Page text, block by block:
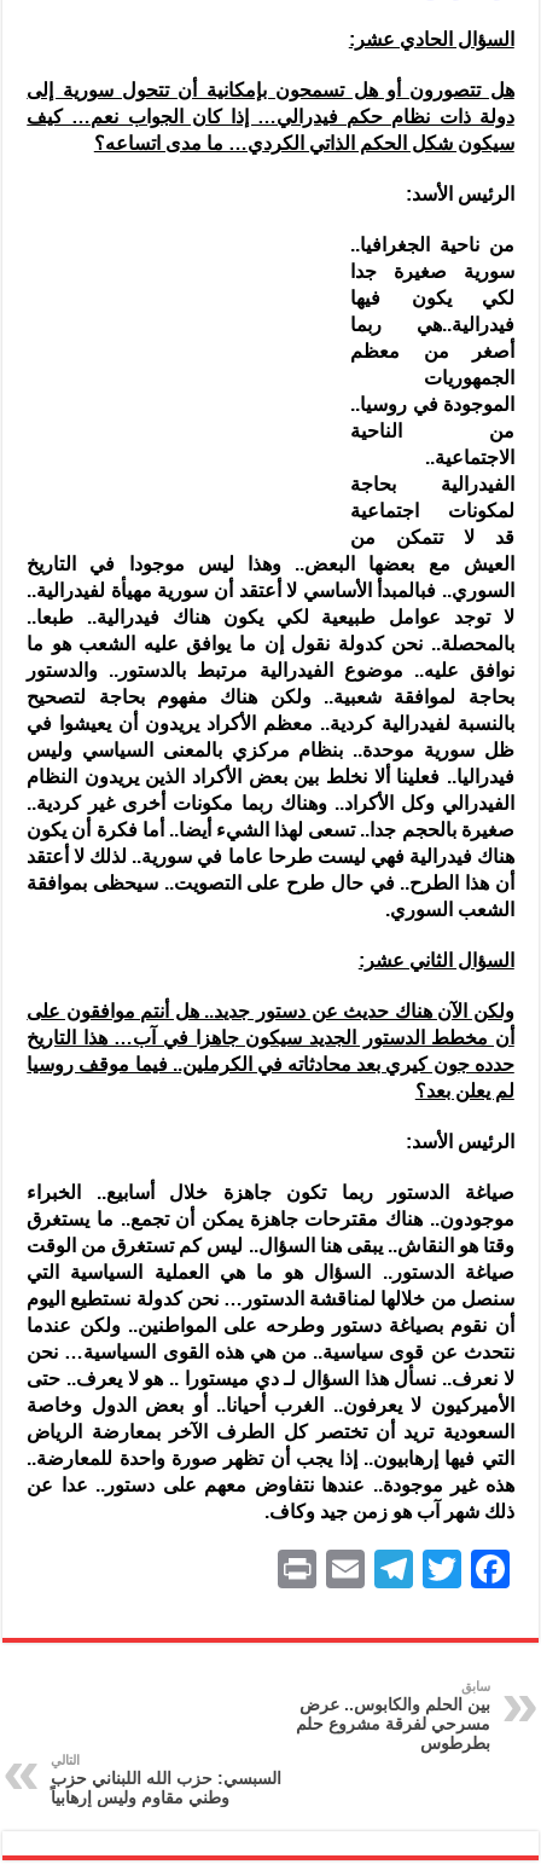
السؤال الحادي عشر:
هل تتصورون أو هل تسمحون بإمكانية أن تتحول سورية إلى
دولة ذات نظام حكم فيدرالي… إذا كان الجواب نعم… كيف
سيكون شكل الحكم الذاتي الكردي… ما مدى اتساعه؟
الرئيس الأسد:
من ناحية الجغرافيا..
سورية صغيرة جدا
لكي يكون فيها
فيدرالية..هي ربما
أصغر من معظم
الجمهوريات
الموجودة في روسيا..
من الناحية
الاجتماعية..
الفيدرالية بحاجة
لمكونات اجتماعية
قد لا تتمكن من
العيش مع بعضها البعض.. وهذا ليس موجودا في التاريخ
السوري.. فبالمبدأ الأساسي لا أعتقد أن سورية مهيأة لفيدرالية..
لا توجد عوامل طبيعية لكي يكون هناك فيدرالية.. طبعا..
بالمحصلة.. نحن كدولة نقول إن ما يوافق عليه الشعب هو ما
نوافق عليه.. موضوع الفيدرالية مرتبط بالدستور.. والدستور
بحاجة لموافقة شعبية.. ولكن هناك مفهوم بحاجة لتصحيح
بالنسبة لفيدرالية كردية.. معظم الأكراد يريدون أن يعيشوا في
ظل سورية موحدة.. بنظام مركزي بالمعنى السياسي وليس
فيدراليا.. فعلينا ألا نخلط بين بعض الأكراد الذين يريدون النظام
الفيدرالي وكل الأكراد.. وهناك ربما مكونات أخرى غير كردية..
صغيرة بالحجم جدا.. تسعى لهذا الشيء أيضا.. أما فكرة أن يكون
هناك فيدرالية فهي ليست طرحا عاما في سورية.. لذلك لا أعتقد
أن هذا الطرح.. في حال طرح على التصويت.. سيحظى بموافقة
الشعب السوري.
السؤال الثاني عشر:
ولكن الآن هناك حديث عن دستور جديد.. هل أنتم موافقون على
أن مخطط الدستور الجديد سيكون جاهزا في آب… هذا التاريخ
حدده جون كيري بعد محادثاته في الكرملين.. فيما موقف روسيا
لم يعلن بعد؟
الرئيس الأسد:
صياغة الدستور ربما تكون جاهزة خلال أسابيع.. الخبراء
موجودون.. هناك مقترحات جاهزة يمكن أن تجمع.. ما يستغرق
وقتا هو النقاش.. يبقى هنا السؤال.. ليس كم تستغرق من الوقت
صياغة الدستور.. السؤال هو ما هي العملية السياسية التي
سنصل من خلالها لمناقشة الدستور… نحن كدولة نستطيع اليوم
أن نقوم بصياغة دستور وطرحه على المواطنين.. ولكن عندما
نتحدث عن قوى سياسية.. من هي هذه القوى السياسية… نحن
لا نعرف.. نسأل هذا السؤال لـ دي ميستورا .. هو لا يعرف.. حتى
الأميركيون لا يعرفون.. الغرب أحيانا.. أو بعض الدول وخاصة
السعودية تريد أن تختصر كل الطرف الآخر بمعارضة الرياض
التي فيها إرهابيون.. إذا يجب أن تظهر صورة واحدة للمعارضة..
هذه غير موجودة.. عندها نتفاوض معهم على دستور.. عدا عن
ذلك شهر آب هو زمن جيد وكاف.
F
c
e
b
o
T
itt
er
T
e
a
E
ai
nt
سابق
بين الحلم والكابوس.. عرض
مسرحي لفرقة مشروع حلم
بطرطوس
التالي
السبسي: حزب الله اللبناني حزب
وطني مقاوم وليس إرهابياً